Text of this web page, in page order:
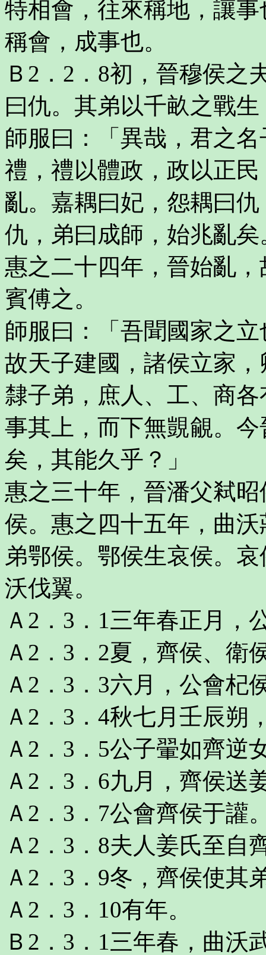
特相會，往來稱地，讓
稱會，成事也。
Ｂ2．2．8初，晉穆侯之
曰仇。其弟以千畝之戰
師服曰：「異哉，君之
禮，禮以體政，政以正
亂。嘉耦曰妃，怨耦曰
仇，弟曰成師，始兆亂
惠之二十四年，晉始亂
賓傅之。
師服曰：「吾聞國家之
故天子建國，諸侯立家
隸子弟，庶人、工、商
事其上，而下無覬覦。
矣，其能久乎？」
惠之三十年，晉潘父弒
侯。惠之四十五年，曲
弟鄂侯。鄂侯生哀侯。
沃伐翼。
Ａ2．3．1三年春正月，
Ａ2．3．2夏，齊侯、衛
Ａ2．3．3六月，公會杞
Ａ2．3．4秋七月壬辰朔
Ａ2．3．5公子翬如齊逆
Ａ2．3．6九月，齊侯送
Ａ2．3．7公會齊侯于讙
Ａ2．3．8夫人姜氏至自
Ａ2．3．9冬，齊侯使其
Ａ2．3．10有年。
Ｂ2．3．1三年春，曲沃